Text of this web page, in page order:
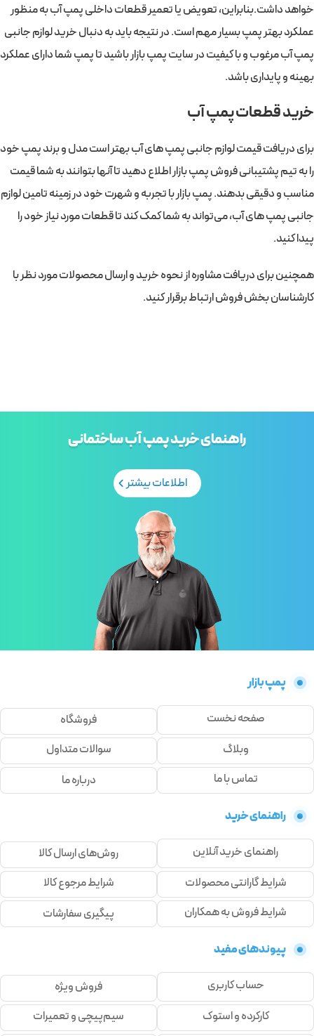
خواهد داشت.بنابراین، تعویض یا تعمیر قطعات داخلی پمپ آب به منظور
عملکرد بهتر پمپ بسیار مهم است. در نتیجه باید به دنبال خرید لوازم جانبی
پمپ آب مرغوب و با کیفیت در سایت پمپ بازار باشید تا پمپ شما دارای عملکرد
بهینه و پایداری باشد.
خرید قطعات پمپ آب
برای دریافت قیمت لوازم جانبی پمپ‌ های آب بهتر است مدل و برند پمپ خود
را به تیم پشتیبانی فروش پمپ بازار اطلاع دهید تا آنها بتوانند به شما قیمت
مناسب و دقیقی بدهند. پمپ بازار با تجربه و شهرت خود در زمینه تامین لوازم
جانبی پمپ‌ های آب، می‌تواند به شما کمک کند تا قطعات مورد نیاز خود را
پیدا کنید.
همچنین برای دریافت مشاوره از نحوه خرید و ارسال محصولات مورد نظر با
کارشناسان بخش فروش ارتباط برقرار کنید.
راهنمای خرید پمپ آب ساختمانی
اطلاعات بیشتر
پمپ بازار
صفحه نخست
فروشگاه
وبلاگ
سوالات متداول
تماس با ما
درباره ما
راهنمای خرید
راهنمای خرید آنلاین
روش‌های ارسال کالا
شرایط گارانتی محصولات
شرایط مرجوع کالا
شرایط فروش به همکاران
پیگیری سفارشات
پیوندهای مفید
حساب کاربری
فروش ویژه
کارکرده و استوک
سیم‌پیچی و تعمیرات